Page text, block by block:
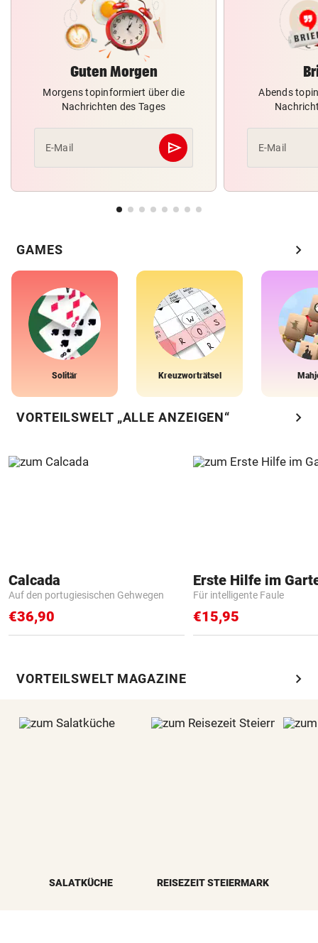
Guten Morgen
Morgens topinformiert über die
Nachrichten des Tages
E-Mail send
Abschicken
Abends
E-Mail
GAMES chevron_right
Solitär Kreuzworträtsel
VORTEILSWELT „ALLE ANZEIGEN“ chevron_right
Calcada
Auf den portugiesischen Gehwegen
€36,90
Erste Hilfe im
Für intelligente Faule
€15,95
VORTEILSWELT MAGAZINE chevron_right
SALATKÜCHE REISEZEIT STEIERMARK